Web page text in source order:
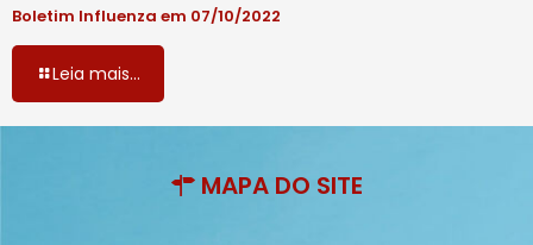
Boletim Influenza em 07/10/2022
Leia mais...
MAPA DO SITE